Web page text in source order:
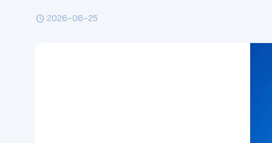
schedule 2026-06-25